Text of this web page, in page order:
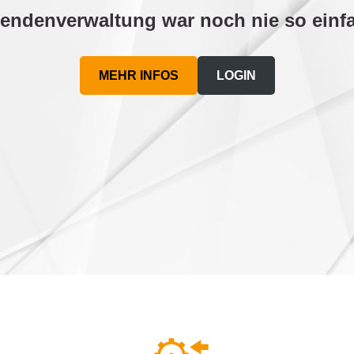
war noch nie so
MEHR INFOS LOGIN